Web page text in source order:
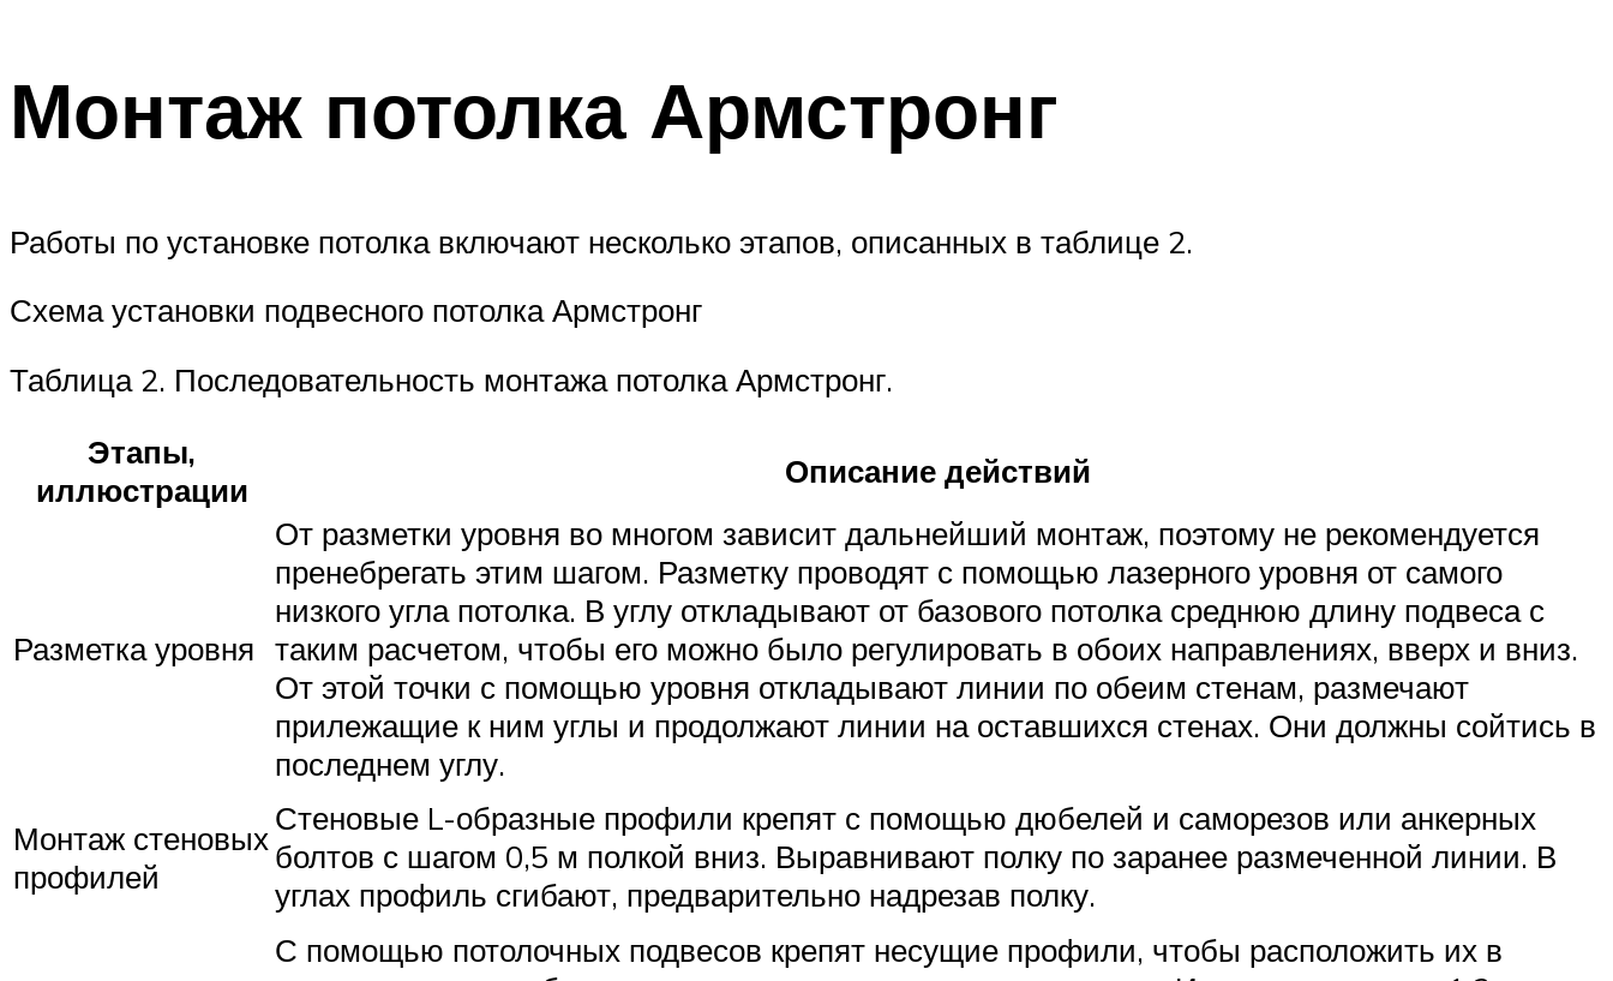
Монтаж потолка Армстронг
Работы по установке потолка включают несколько этапов, описанных в таблице 2.
Схема установки подвесного потолка Армстронг
Таблица 2. Последовательность монтажа потолка Армстронг.
Этапы,
иллюстрации
Описание действий
Разметка уровня
От разметки уровня во многом зависит дальнейший монтаж, поэтому не рекомендуется
пренебрегать этим шагом. Разметку проводят с помощью лазерного уровня от самого
низкого угла потолка. В углу откладывают от базового потолка среднюю длину подвеса с
таким расчетом, чтобы его можно было регулировать в обоих направлениях, вверх и вниз.
От этой точки с помощью уровня откладывают линии по обеим стенам, размечают
прилежащие к ним углы и продолжают линии на оставшихся стенах. Они должны сойтись в
последнем углу.
Монтаж стеновых
профилей
Стеновые L-образные профили крепят с помощью дюбелей и саморезов или анкерных
болтов с шагом 0,5 м полкой вниз. Выравнивают полку по заранее размеченной линии. В
углах профиль сгибают, предварительно надрезав полку.
С помощью потолочных подвесов крепят несущие профили, чтобы расположить их в